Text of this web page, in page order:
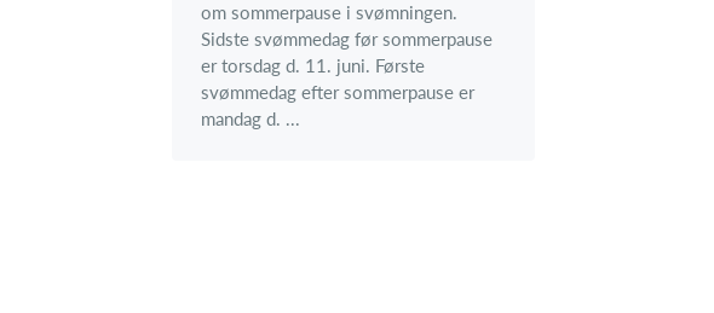
om sommerpause i svømningen.
Sidste svømmedag før sommerpause
er torsdag d. 11. juni. Første
svømmedag efter sommerpause er
mandag d. ...